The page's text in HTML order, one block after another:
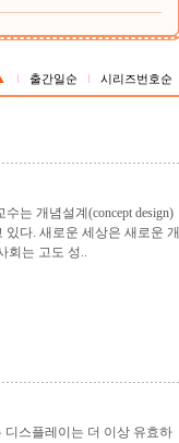
출간일순 시리즈번호순
는 개념설계(concept design)
다. 새로운 세상은 새로운 개
회는 고도 성..
스플레이는 더 이상 유효하